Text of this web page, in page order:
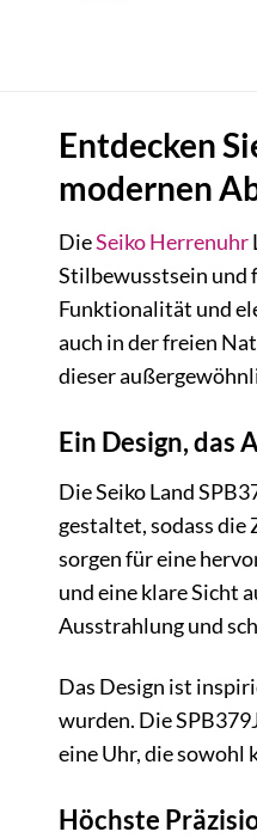
Entdecken
modernen
DieSeiko Herrenuhr
Stilbewusstsein und
Funktionalität und
auch in der freien
dieser
Ein Design, das
Die Seiko Land
gestaltet, sodass die
sorgen für eine
und eine klare Sicht
Ausstrahlung und
Das Design ist
wurden. Die
eine Uhr, die sowohl
Höchste